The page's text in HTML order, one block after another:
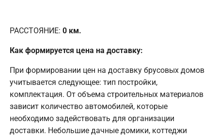
РАССТОЯНИЕ: 0 км.
Как формируется цена на доставку:
При формировании цен на доставку брусовых домов
учитывается следующее: тип постройки,
комплектация. От объема строительных материалов
зависит количество автомобилей, которые
необходимо задействовать для организации
доставки. Небольшие дачные домики, коттеджи